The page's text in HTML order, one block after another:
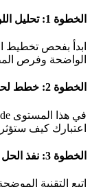
الخطوة 1: تحليل اللوحة
الواضحة وفرص
الخطوة 2: خطط لحركاتك
اعتبارك كيف
الخطوة 3: نفذ الحل
اتبع التقنية الموضحة